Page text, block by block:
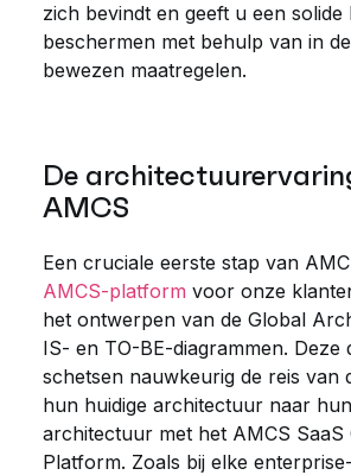
zich bevindt en geeft u een solide
beschermen met behulp van in
bewezen maatregelen.
De
AMCS
Een cruciale eerste stap van
AMCS-platform voor onze
het ontwerpen van de Global
IS- en TO-BE-diagrammen. Deze
schetsen nauwkeurig de reis van
hun huidige architectuur naar
architectuur met het AMCS SaaS
Platform. Zoals bij elke